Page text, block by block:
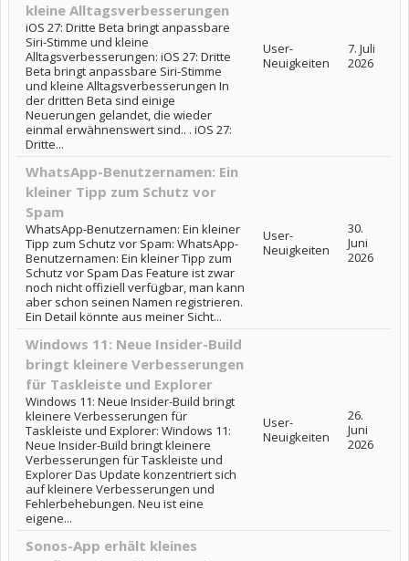
kleine Alltagsverbesserungen
iOS 27: Dritte Beta bringt anpassbare
Siri-Stimme und kleine
Alltagsverbesserungen: iOS 27: Dritte
Beta bringt anpassbare Siri-Stimme
und kleine Alltagsverbesserungen In
der dritten Beta sind einige
Neuerungen gelandet, die wieder
einmal erwähnenswert sind.. . iOS 27:
Dritte...
User-
Neuigkeiten
7. Juli
2026
WhatsApp-Benutzernamen: Ein
kleiner Tipp zum Schutz vor
Spam
WhatsApp-Benutzernamen: Ein kleiner
Tipp zum Schutz vor Spam: WhatsApp-
Benutzernamen: Ein kleiner Tipp zum
Schutz vor Spam Das Feature ist zwar
noch nicht offiziell verfügbar, man kann
aber schon seinen Namen registrieren.
Ein Detail könnte aus meiner Sicht...
User-
Neuigkeiten
30.
Juni
2026
Windows 11: Neue Insider-Build
bringt kleinere Verbesserungen
für Taskleiste und Explorer
Windows 11: Neue Insider-Build bringt
kleinere Verbesserungen für
Taskleiste und Explorer: Windows 11:
Neue Insider-Build bringt kleinere
Verbesserungen für Taskleiste und
Explorer Das Update konzentriert sich
auf kleinere Verbesserungen und
Fehlerbehebungen. Neu ist eine
eigene...
User-
Neuigkeiten
26.
Juni
2026
Sonos-App erhält kleines